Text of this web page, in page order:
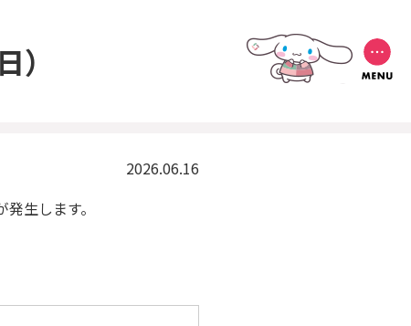
2026.06.16
生します。